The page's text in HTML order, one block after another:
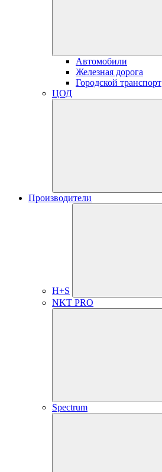
Автомобили
Железная дорога
Городской транспорт
ЦОД
Производители
H+S
NKT PRO
Spectrum